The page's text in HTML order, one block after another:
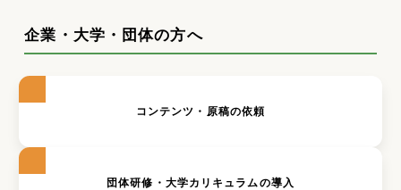
企業・大学・団体の方へ
コンテンツ・原稿の依頼
団体研修・大学カリキュラムの導入